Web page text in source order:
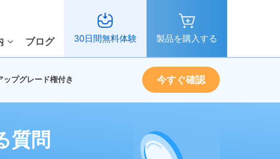
ブログ 30日間無料体験 製品を購入する
プグレード権付き 今すぐ確認
質問